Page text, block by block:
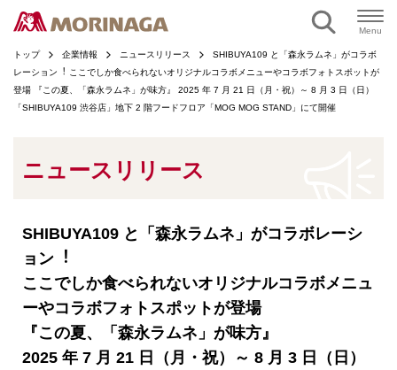
Menu
トップ 企業情報 ニュースリリース
SHIBUYA109 と「森永ラムネ」がコラボ
レーション︕ ここでしか食べられないオリジナルコラボメニューやコラボフォトスポットが
登場 『この夏、「森永ラムネ」が味方』 2025 年 7 月 21 日（月・祝）～ 8 月 3 日（日）
「SHIBUYA109 渋谷店」地下 2 階フードフロア「MOG MOG STAND」にて開催
ニュースリリース
SHIBUYA109 と「森永ラムネ」がコラボレーシ
ョン︕
ここでしか食べられないオリジナルコラボメニュ
ーやコラボフォトスポットが登場
『この夏、「森永ラムネ」が味方』
2025 年 7 月 21 日（月・祝）～ 8 月 3 日（日）